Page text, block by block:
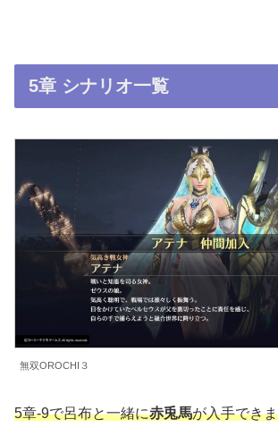
5章 シナリオ一覧
無双OROCHI３
5章-9で呂布と一緒に赤兎馬が入手でき